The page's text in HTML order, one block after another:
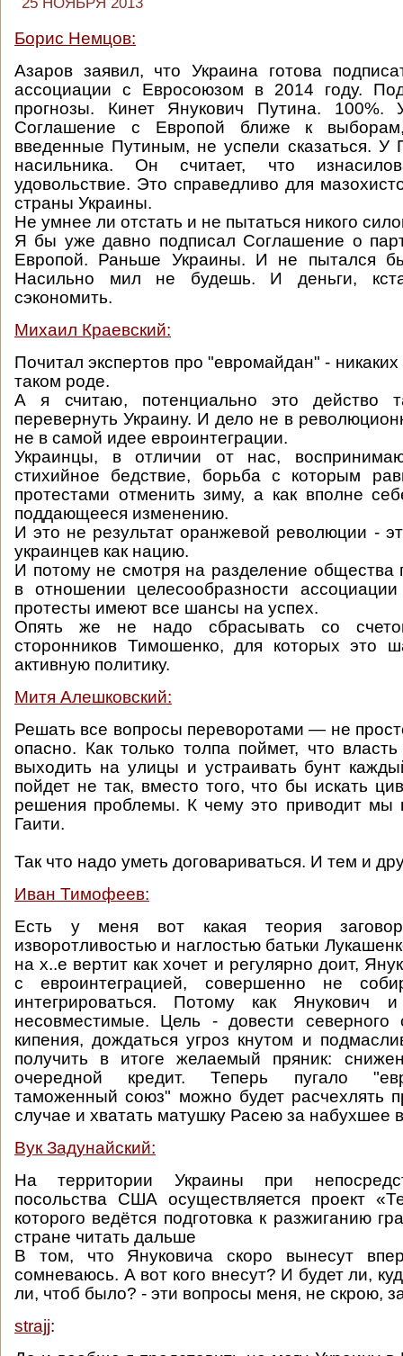
Борис Немцов:
Азаров заявил, что Украина готова
ассоциации с Евросоюзом в 2014 году.
прогнозы. Кинет Янукович Путина. 100%.
Соглашение с Европой ближе к
введенные Путиным, не успели сказаться. У
насильника. Он считает, что
удовольствие. Это справедливо для
страны Украины.
Не умнее ли отстать и не пытаться никого
Я бы уже давно подписал Соглашение о
Европой. Раньше Украины. И не пытался
Насильно мил не будешь. И деньги,
сэкономить.
Михаил Краевский:
Почитал экспертов про "евромайдан" - никаких
таком роде.
А я считаю, потенциально это действо
перевернуть Украину. И дело не в
не в самой идее евроинтеграции.
Украинцы, в отличии от нас,
стихийное бедствие, борьба с которым
протестами отменить зиму, а как вполне
поддающееся изменению.
И это не результат оранжевой революции -
украинцев как нацию.
И потому не смотря на разделение общества
в отношении целесообразности
протесты имеют все шансы на успех.
Опять же не надо сбрасывать со
сторонников Тимошенко, для которых это
активную политику.
Митя Алешковский:
Решать все вопросы переворотами — не
опасно. Как только толпа поймет, что
выходить на улицы и устраивать бунт
пойдет не так, вместо того, что бы искать
решения проблемы. К чему это приводит мы
Гаити.
Так что надо уметь договариваться. И тем и
Иван Тимофеев:
Есть у меня вот какая теория
изворотливостью и наглостью батьки
на х..е вертит как хочет и регулярно доит,
с евроинтеграцией, совершенно не
интегрироваться. Потому как
несовместимые. Цель - довести северного
кипения, дождаться угроз кнутом и
получить в итоге желаемый пряник:
очередной кредит. Теперь пугало
таможенный союз" можно будет расчехлять
случае и хватать матушку Расею за набухшее
Вук Задунайский:
На территории Украины при
посольства США осуществляется проект
которого ведётся подготовка к разжиганию
стране читать дальше
В том, что Януковича скоро вынесут
сомневаюсь. А вот кого внесут? И будет ли,
ли, чтоб было? - эти вопросы меня, не скрою,
strajj: